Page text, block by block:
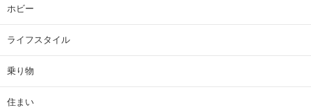
ホビー
ライフスタイル
乗り物
住まい